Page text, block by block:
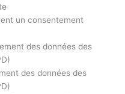
un consentement
des données des
des données des